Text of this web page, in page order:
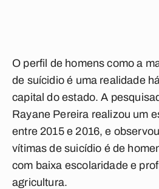
O perfil de homens como a
de suícidio é uma realidade
capital do estado. A
Rayane Pereira realizou um
entre 2015 e 2016, e
vítimas de suicídio é de
com baixa escolaridade e
agricultura.